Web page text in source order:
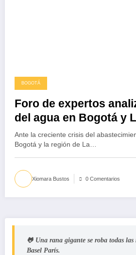
BOGOTÁ
Foro de expertos
del agua en Bogotá y
Ante la creciente crisis del
Bogotá y la región de La…
Xiomara Bustos 0 Comentarios
🐸 Una rana gigante se roba todas las
Basel París.